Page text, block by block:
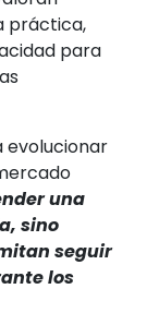
práctica,
para
evolucionar
una
sino
seguir
los